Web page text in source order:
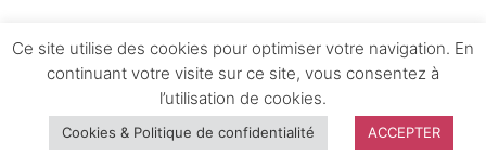
Ce site utilise des cookies pour optimiser votre navigation. En
continuant votre visite sur ce site, vous consentez à
l’utilisation de cookies.
Cookies & Politique de confidentialité ACCEPTER